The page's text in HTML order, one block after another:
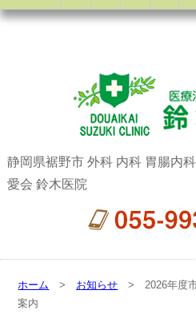
静岡県裾野市 外科 内科 胃腸内
愛会 鈴木医院
ホーム > お知らせ > 2026年度市
案内